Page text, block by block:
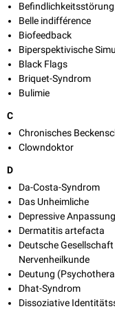
Befindlichkeitsstörung
Belle indifférence
Biofeedback
Biperspektivische
Black Flags
Briquet-Syndrom
Bulimie
C
Chronisches
Clowndoktor
D
Da-Costa-Syndrom
Das Unheimliche
Depressive
Dermatitis artefacta
Deutsche
Nervenheilkunde
Deutung
Dhat-Syndrom
Dissoziative